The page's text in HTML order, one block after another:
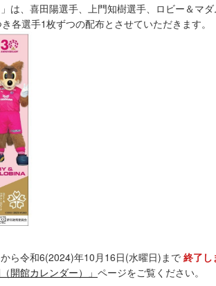
は、喜田陽選手、上門知樹選手、ロビー＆マ
各選手1枚ずつの配布とさせていただきます。
ら令和6(2024)年10月16日(水曜日)まで 終了し
開館カレンダー）」 ページをご覧ください。